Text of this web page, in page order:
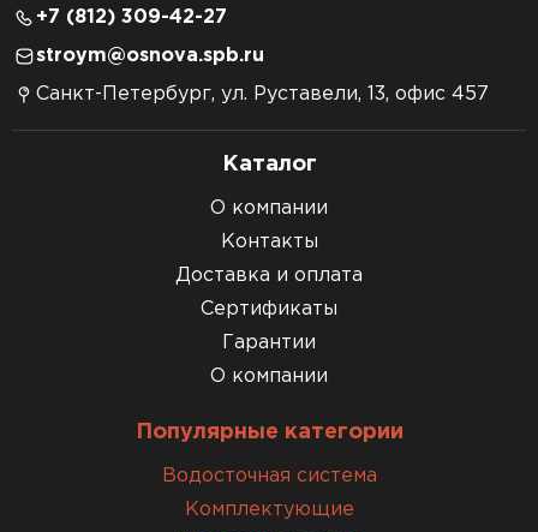
+7 (812) 309-42-27
stroym@osnova.spb.ru
Санкт-Петербург, ул. Руставели, 13, офис 457
Каталог
О компании
Контакты
Доставка и оплата
Сертификаты
Гарантии
О компании
Популярные категории
Водосточная система
Комплектующие